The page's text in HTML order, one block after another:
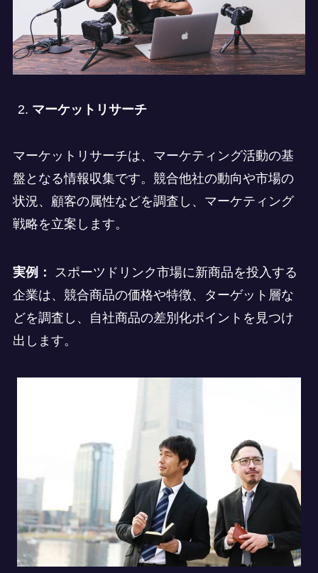
マーケットリサーチ
マーケットリサーチは、マーケティング活動の基
盤となる情報収集です。競合他社の動向や市場の
状況、顧客の属性などを調査し、マーケティング
戦略を立案します。
実例：
スポーツドリンク市場に新商品を投入する
企業は、競合商品の価格や特徴、ターゲット層な
どを調査し、自社商品の差別化ポイントを見つけ
出します。